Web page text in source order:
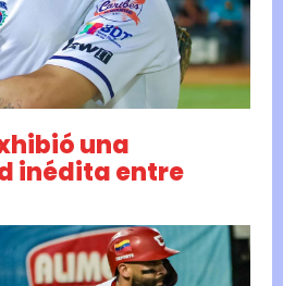
una
inédita entre